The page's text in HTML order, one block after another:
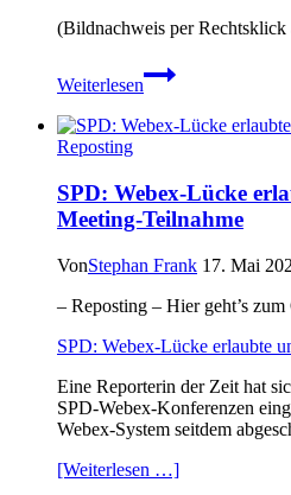
(Bildnachweis per
Weiterlesen
Datenschutz
–
2022
3
Reposting
SPD: Webex-Lücke
Meeting-Teilnahme
VonStephan Frank 17. Mai
– Reposting – Hier geht’s
SPD: Webex-Lücke erlaubte
Eine Reporterin der Zeit hat
SPD-Webex-Konferenzen
Webex-System seitdem
[Weiterlesen …]